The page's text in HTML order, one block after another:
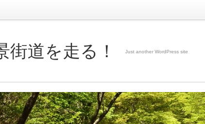
街道を走る！ Just another WordPress site